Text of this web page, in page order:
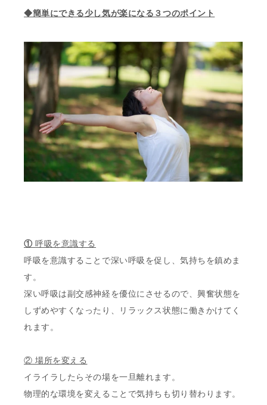
◆簡単にできる少し気が楽になる３つのポイント
①呼吸を意識する
呼吸を意識することで深い呼吸を促し、気持ちを鎮めま
す。
深い呼吸は副交感神経を優位にさせるので、興奮状態を
しずめやすくなったり、リラックス状態に働きかけてく
れます。
② 場所を変える
イライラしたらその場を一旦離れます。
物理的な環境を変えることで気持ちも切り替わります。